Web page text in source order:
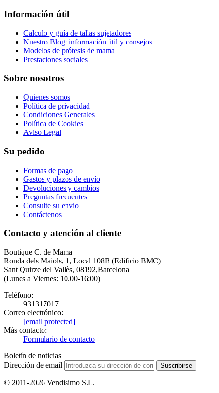
Información útil
Calculo y guía de tallas sujetadores
Nuestro Blog: información útil y consejos
Modelos de prótesis de mama
Prestaciones sociales
Sobre nosotros
Quienes somos
Política de privacidad
Condiciones Generales
Política de Cookies
Aviso Legal
Su pedido
Formas de pago
Gastos y plazos de envío
Devoluciones y cambios
Preguntas frecuentes
Consulte su envio
Contáctenos
Contacto y atención al cliente
Boutique C. de Mama
Ronda dels Maiols, 1, Local 108B (Edificio BMC)
Sant Quirze del Vallès, 08192,Barcelona
(Lunes a Viernes: 10.00-16:00)
Teléfono:
931317017
Correo electrónico:
[email protected]
Más contacto:
Formulario de contacto
Boletín de noticias
Dirección de email
Suscribirse
© 2011-2026 Vendisimo S.L.